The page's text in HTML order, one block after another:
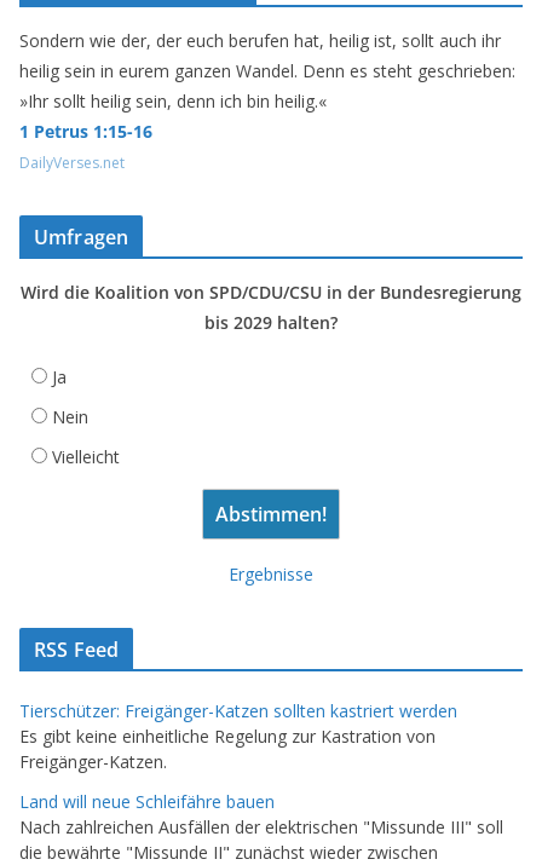
Sondern wie der, der euch berufen hat, heilig ist, sollt auch ihr
heilig sein in eurem ganzen Wandel. Denn es steht geschrieben:
»Ihr sollt heilig sein, denn ich bin heilig.«
1 Petrus 1:15-16
DailyVerses.net
Umfragen
Wird die Koalition von SPD/CDU/CSU in der Bundesregierung
bis 2029 halten?
Ja
Nein
Vielleicht
Ergebnisse
RSS Feed
Tierschützer: Freigänger-Katzen sollten kastriert werden
Es gibt keine einheitliche Regelung zur Kastration von
Freigänger-Katzen.
Land will neue Schleifähre bauen
Nach zahlreichen Ausfällen der elektrischen "Missunde III" soll
die bewährte "Missunde II" zunächst wieder zwischen